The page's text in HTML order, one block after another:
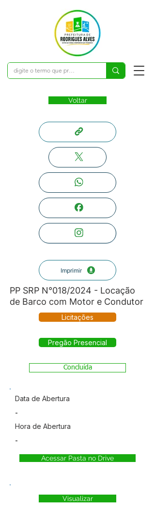
Voltar
Imprimir
PP SRP N°018/2024 - Locação
de Barco com Motor e Condutor
Licitações
Pregão Presencial
Concluída
Data de Abertura
-
Hora de Abertura
-
Acessar Pasta no Drive
Visualizar